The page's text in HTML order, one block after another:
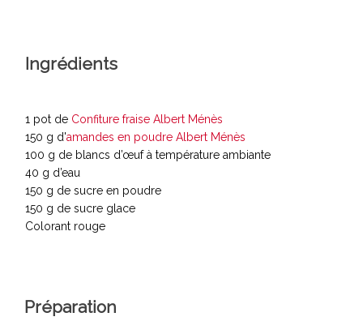
Ingrédients
1 pot de Confiture fraise Albert Ménès
150 g d'amandes en poudre Albert Ménès
100 g de blancs d’œuf à température ambiante
40 g d’eau
150 g de sucre en poudre
150 g de sucre glace
Colorant rouge
Préparation